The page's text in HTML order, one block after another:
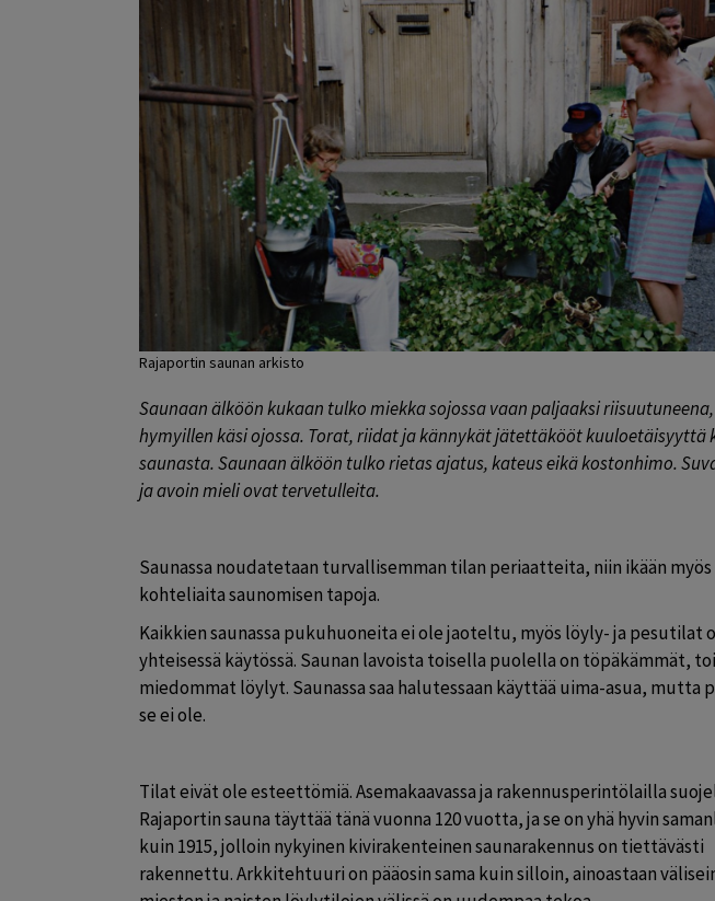
Rajaportin saunan arkisto
Saunaan älköön kukaan tulko miekka sojossa vaan paljaaksi
hymyillen käsi ojossa. Torat, riidat ja kännykät jätettäkööt kuuloetäisyyttä
saunasta. Saunaan älköön tulko rietas ajatus, kateus eikä kostonhimo.
ja avoin mieli ovat tervetulleita.
Saunassa noudatetaan turvallisemman tilan periaatteita, niin ikään myös
kohteliaita saunomisen tapoja.
Kaikkien saunassa pukuhuoneita ei ole jaoteltu, myös löyly- ja pesutilat
yhteisessä käytössä. Saunan lavoista toisella puolella on töpäkämmät,
miedommat löylyt. Saunassa saa halutessaan käyttää uima-asua, mutta
se ei ole.
Tilat eivät ole esteettömiä. Asemakaavassa ja rakennusperintölailla
Rajaportin sauna täyttää tänä vuonna 120 vuotta, ja se on yhä hyvin
kuin 1915, jolloin nykyinen kivirakenteinen saunarakennus on tiettävästi
rakennettu. Arkkitehtuuri on pääosin sama kuin silloin, ainoastaan